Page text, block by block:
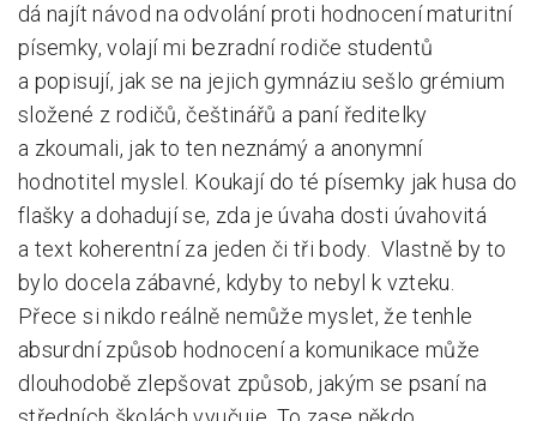
dá najít návod na odvolání proti hodnocení maturitní
písemky, volají mi bezradní rodiče studentů
a popisují, jak se na jejich gymnáziu sešlo grémium
složené z rodičů, češtinářů a paní ředitelky
a zkoumali, jak to ten neznámý a anonymní
hodnotitel myslel. Koukají do té písemky jak husa do
flašky a dohadují se, zda je úvaha dosti úvahovitá
a text koherentní za jeden či tři body. Vlastně by to
bylo docela zábavné, kdyby to nebyl k vzteku.
Přece si nikdo reálně nemůže myslet, že tenhle
absurdní způsob hodnocení a komunikace může
dlouhodobě zlepšovat způsob, jakým se psaní na